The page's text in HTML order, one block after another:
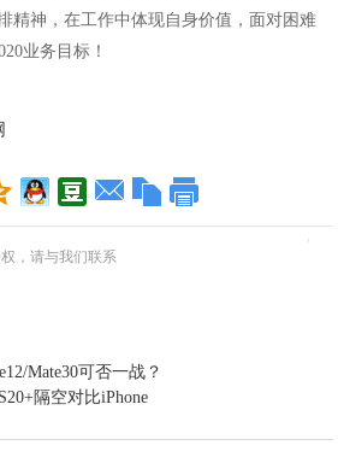
精神，在工作中体现自身价值，面对困难
业务目标！
，请与我们联系
Mate30可否一战？
隔空对比iPhone